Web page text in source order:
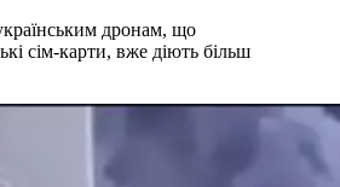
дронам, що
сім-карти, вже діють більш